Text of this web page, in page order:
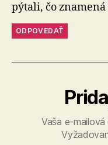
pýtali, čo
ODPOVEDAŤ
Vaša e-